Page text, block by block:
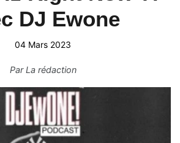
DJ Ewone
04 Mars 2023
ParLa rédaction